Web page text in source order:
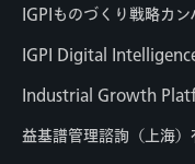
IGPIものづくり戦略カン
IGPI Digital
Industrial Growth
益基譜管理諮詢（上海）